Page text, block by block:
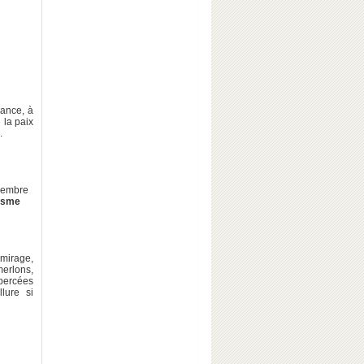
à
la paix
si